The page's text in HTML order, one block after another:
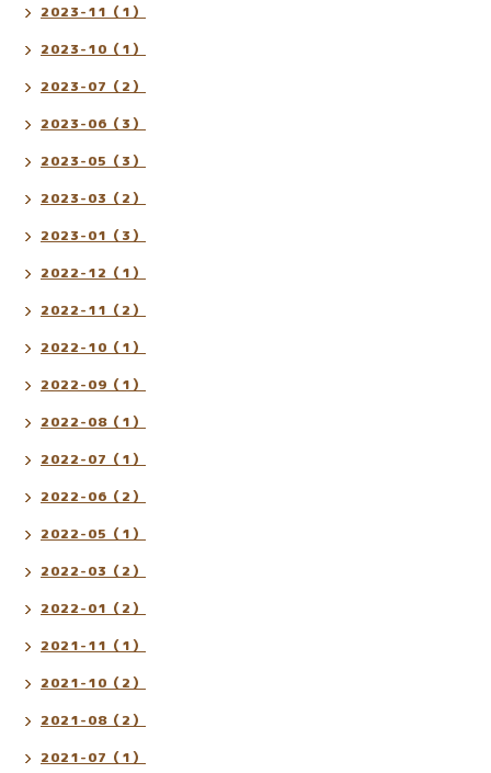
2023-11（1）
2023-10（1）
2023-07（2）
2023-06（3）
2023-05（3）
2023-03（2）
2023-01（3）
2022-12（1）
2022-11（2）
2022-10（1）
2022-09（1）
2022-08（1）
2022-07（1）
2022-06（2）
2022-05（1）
2022-03（2）
2022-01（2）
2021-11（1）
2021-10（2）
2021-08（2）
2021-07（1）